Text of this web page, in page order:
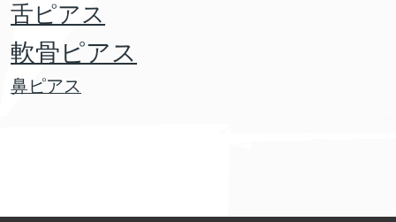
舌ピアス
軟骨ピアス
鼻ピアス